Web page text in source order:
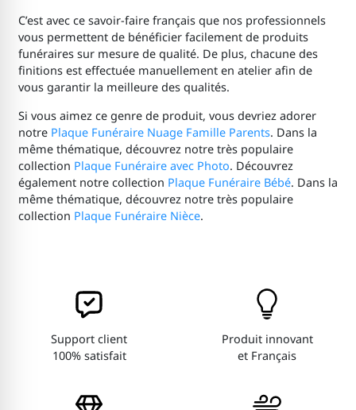
C’est avec ce savoir-faire français que nos professionnels
vous permettent de bénéficier facilement de produits
funéraires sur mesure de qualité. De plus, chacune des
finitions est effectuée manuellement en atelier afin de
vous garantir la meilleure des qualités.
Si vous aimez ce genre de produit, vous devriez adorer
notre Plaque Funéraire Nuage Famille Parents. Dans la
même thématique, découvrez notre très populaire
collection Plaque Funéraire avec Photo. Découvrez
également notre collection Plaque Funéraire Bébé. Dans la
même thématique, découvrez notre très populaire
collection Plaque Funéraire Nièce.
Support client
100% satisfait
Produit innovant
et Français